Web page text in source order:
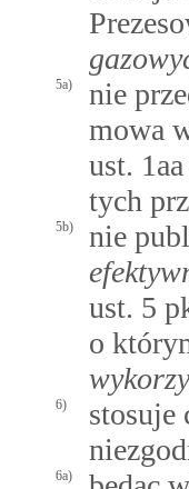
5a)
nie
mowa
ust.
tych
5b)
nie
ust. 5
o
6)
stosuje
6a)